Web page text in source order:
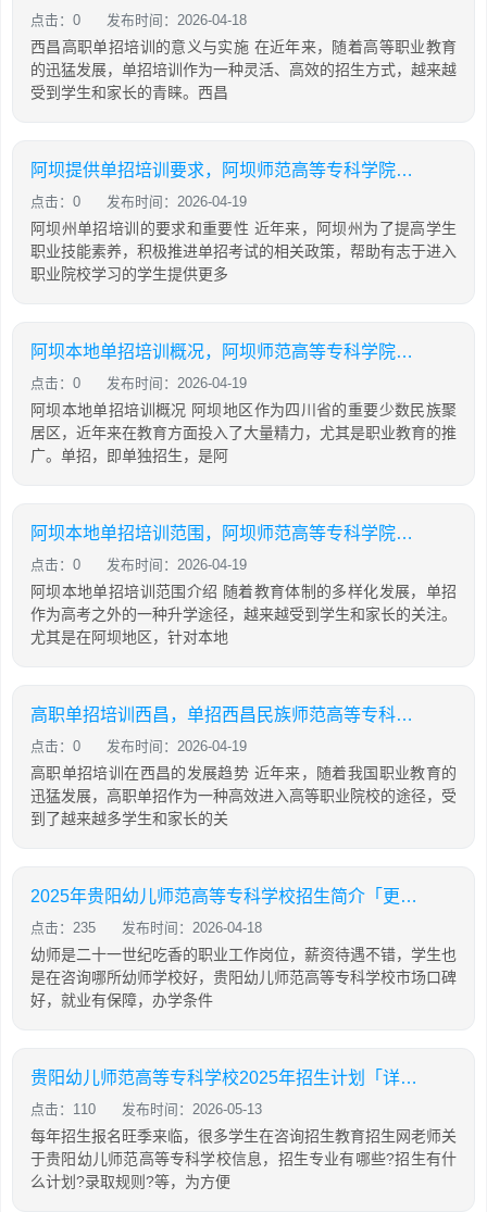
点击：0 发布时间：2026-04-18
西昌高职单招培训的意义与实施 在近年来，随着高等职业教育
的迅猛发展，单招培训作为一种灵活、高效的招生方式，越来越
受到学生和家长的青睐。西昌
阿坝提供单招培训要求，阿坝师范高等专科学院可以单招吗
点击：0 发布时间：2026-04-19
阿坝州单招培训的要求和重要性 近年来，阿坝州为了提高学生
职业技能素养，积极推进单招考试的相关政策，帮助有志于进入
职业院校学习的学生提供更多
阿坝本地单招培训概况，阿坝师范高等专科学院可以单招吗
点击：0 发布时间：2026-04-19
阿坝本地单招培训概况 阿坝地区作为四川省的重要少数民族聚
居区，近年来在教育方面投入了大量精力，尤其是职业教育的推
广。单招，即单独招生，是阿
阿坝本地单招培训范围，阿坝师范高等专科学院可以单招吗
点击：0 发布时间：2026-04-19
阿坝本地单招培训范围介绍 随着教育体制的多样化发展，单招
作为高考之外的一种升学途径，越来越受到学生和家长的关注。
尤其是在阿坝地区，针对本地
高职单招培训西昌，单招西昌民族师范高等专科学校
点击：0 发布时间：2026-04-19
高职单招培训在西昌的发展趋势 近年来，随着我国职业教育的
迅猛发展，高职单招作为一种高效进入高等职业院校的途径，受
到了越来越多学生和家长的关
2025年贵阳幼儿师范高等专科学校招生简介「更新」
点击：235 发布时间：2026-04-18
幼师是二十一世纪吃香的职业工作岗位，薪资待遇不错，学生也
是在咨询哪所幼师学校好，贵阳幼儿师范高等专科学校市场口碑
好，就业有保障，办学条件
贵阳幼儿师范高等专科学校2025年招生计划「详细」
点击：110 发布时间：2026-05-13
每年招生报名旺季来临，很多学生在咨询招生教育招生网老师关
于贵阳幼儿师范高等专科学校信息，招生专业有哪些?招生有什
么计划?录取规则?等，为方便